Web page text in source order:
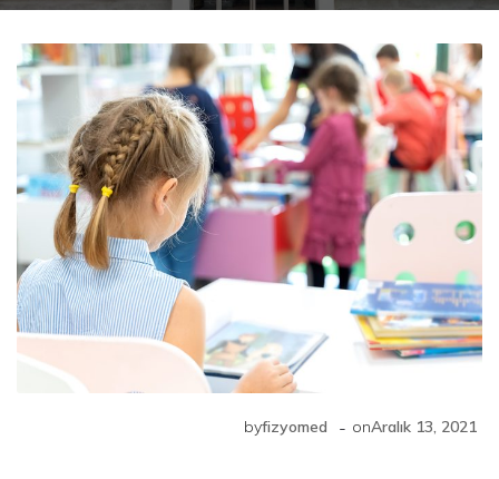
byfizyomed - onAralık 13, 2021